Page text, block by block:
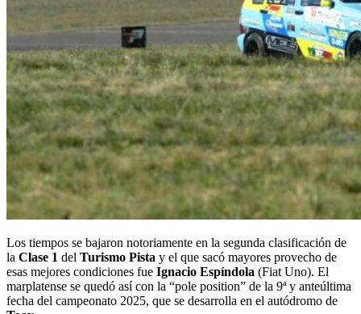
Los tiempos se bajaron notoriamente en la segunda clasificación de
la Clase 1 del Turismo Pista y el que sacó mayores provecho de
esas mejores condiciones fue Ignacio Espíndola (Fiat Uno). El
marplatense se quedó así con la “pole position” de la 9ª y anteúltima
fecha del campeonato 2025, que se desarrolla en el autódromo de